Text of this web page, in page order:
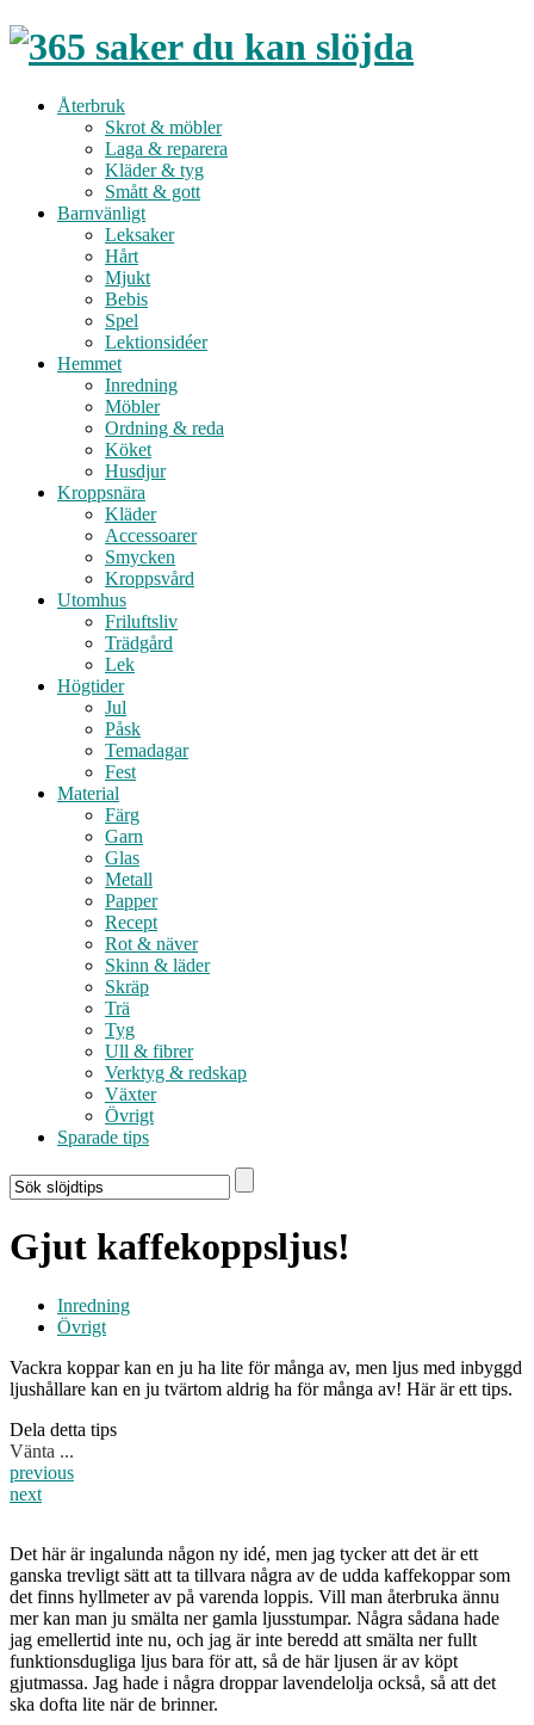
Återbruk
Skrot & möbler
Laga & reparera
Kläder & tyg
Smått & gott
Barnvänligt
Leksaker
Hårt
Mjukt
Bebis
Spel
Lektionsidéer
Hemmet
Inredning
Möbler
Ordning & reda
Köket
Husdjur
Kroppsnära
Kläder
Accessoarer
Smycken
Kroppsvård
Utomhus
Friluftsliv
Trädgård
Lek
Högtider
Jul
Påsk
Temadagar
Fest
Material
Färg
Garn
Glas
Metall
Papper
Recept
Rot & näver
Skinn & läder
Skräp
Trä
Tyg
Ull & fibrer
Verktyg & redskap
Växter
Övrigt
Sparade tips
Gjut kaffekoppsljus!
Inredning
Övrigt
Vackra koppar kan en ju ha lite för många av, men ljus med inbyggd
ljushållare kan en ju tvärtom aldrig ha för många av! Här är ett tips.
Dela detta tips
Vänta ...
previous
next
Det här är ingalunda någon ny idé, men jag tycker att det är ett
ganska trevligt sätt att ta tillvara några av de udda kaffekoppar som
det finns hyllmeter av på varenda loppis. Vill man återbruka ännu
mer kan man ju smälta ner gamla ljusstumpar. Några sådana hade
jag emellertid inte nu, och jag är inte beredd att smälta ner fullt
funktionsdugliga ljus bara för att, så de här ljusen är av köpt
gjutmassa. Jag hade i några droppar lavendelolja också, så att det
ska dofta lite när de brinner.